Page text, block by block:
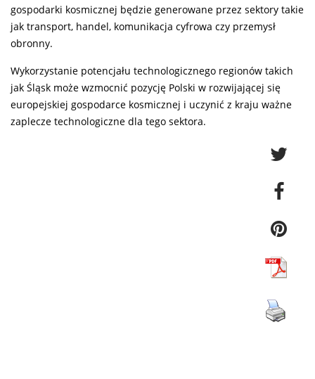
gospodarki kosmicznej będzie generowane przez sektory takie
jak transport, handel, komunikacja cyfrowa czy przemysł
obronny.
Wykorzystanie potencjału technologicznego regionów takich
jak Śląsk może wzmocnić pozycję Polski w rozwijającej się
europejskiej gospodarce kosmicznej i uczynić z kraju ważne
zaplecze technologiczne dla tego sektora.